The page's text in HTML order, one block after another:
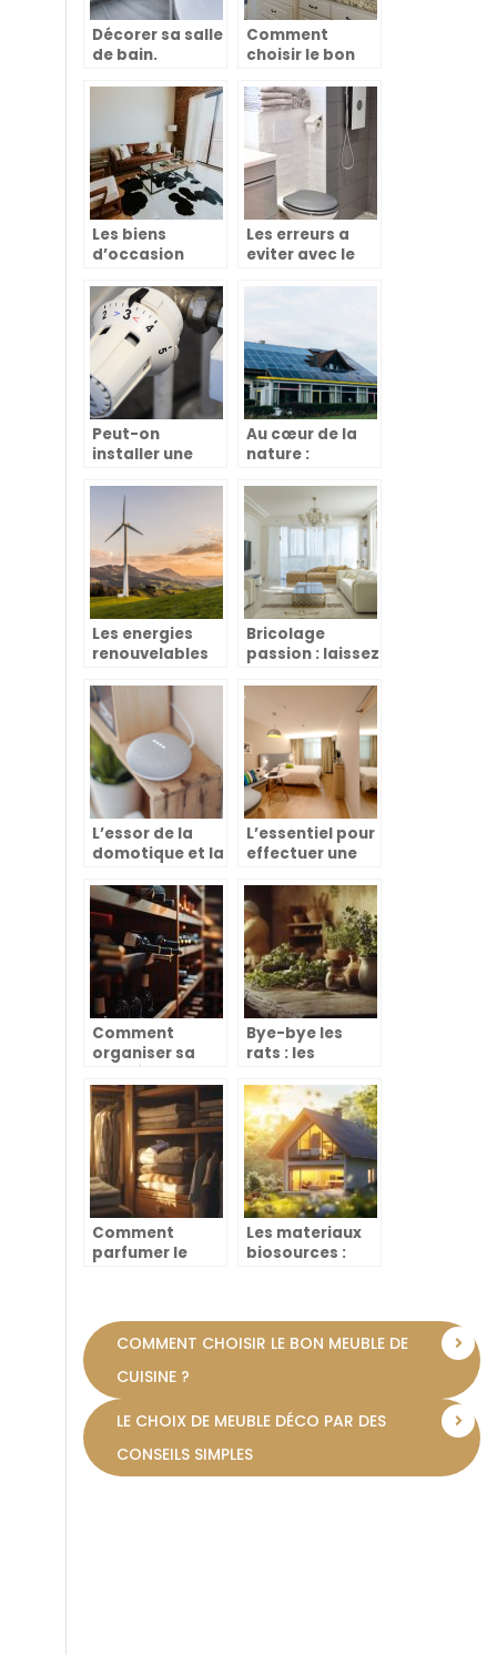
Décorer sa salle
de bain.
Comment
choisir le bon
cuisine ?
Les biens
d’occasion
maison :
Préserver
l’environnement
Les erreurs a
eviter avec le
Peut-on
installer une
radiateur au-
dessus d’un
radiateur ?
Au cœur de la
nature :
secrets des
maisons
ecologiques
Les energies
renouvelables
ecologique :
leurs impacts
sur le climat
Bricolage
passion : laissez
votre creativite
dans la maison
et le jardin
L’essor de la
domotique et la
cartes
electroniques
pour portails
coulissants
L’essentiel pour
effectuer une
d’appartement
a la rochelle
Comment
organiser sa
cave à vin pour
un accès facile
et pratique
Bye-bye les
rats : les
recettes de
grand-mère au
bicarbonate qui
fonctionnent
vraiment
Comment
parfumer le
aromatiques
maison
Les materiaux
biosources :
maison
ecologiquement
COMMENT CHOISIR LE BON MEUBLE DE
CUISINE ?
LE CHOIX DE MEUBLE DÉCO PAR DES
CONSEILS SIMPLES